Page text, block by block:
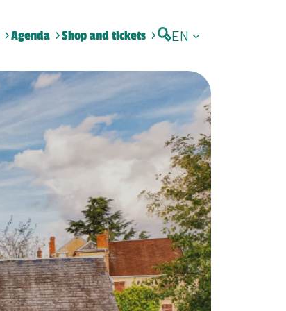
Agenda Shop and tickets EN